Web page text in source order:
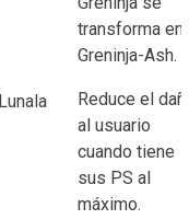
transforma en
Greninja-Ash.
Lunala
Reduce el
al usuario
cuando tiene
sus PS al
máximo.